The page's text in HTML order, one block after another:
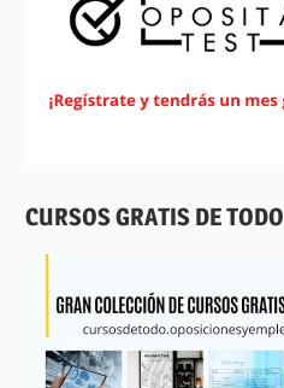
CURSOS GRATIS DE TODO